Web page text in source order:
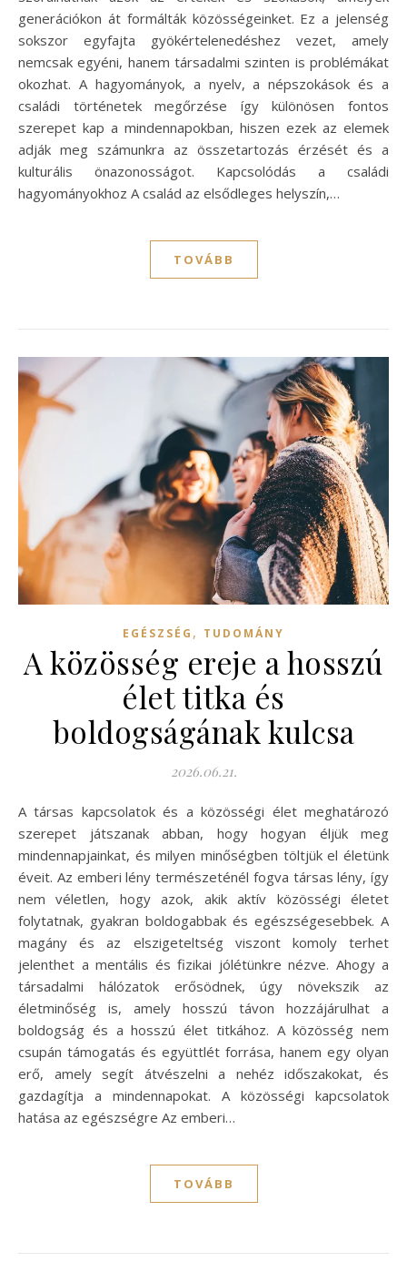
generációkon át formálták közösségeinket. Ez a jelenség
sokszor egyfajta gyökértelenedéshez vezet, amely
nemcsak egyéni, hanem társadalmi szinten is problémákat
okozhat. A hagyományok, a nyelv, a népszokások és a
családi történetek megőrzése így különösen fontos
szerepet kap a mindennapokban, hiszen ezek az elemek
adják meg számunkra az összetartozás érzését és a
kulturális önazonosságot. Kapcsolódás a családi
hagyományokhoz A család az elsődleges helyszín,…
TOVÁBB
EGÉSZSÉG , TUDOMÁNY
A közösség ereje a hosszú
élet titka és
boldogságának kulcsa
2026.06.21.
A társas kapcsolatok és a közösségi élet meghatározó
szerepet játszanak abban, hogy hogyan éljük meg
mindennapjainkat, és milyen minőségben töltjük el életünk
éveit. Az emberi lény természeténél fogva társas lény, így
nem véletlen, hogy azok, akik aktív közösségi életet
folytatnak, gyakran boldogabbak és egészségesebbek. A
magány és az elszigeteltség viszont komoly terhet
jelenthet a mentális és fizikai jólétünkre nézve. Ahogy a
társadalmi hálózatok erősödnek, úgy növekszik az
életminőség is, amely hosszú távon hozzájárulhat a
boldogság és a hosszú élet titkához. A közösség nem
csupán támogatás és együttlét forrása, hanem egy olyan
erő, amely segít átvészelni a nehéz időszakokat, és
gazdagítja a mindennapokat. A közösségi kapcsolatok
hatása az egészségre Az emberi…
TOVÁBB